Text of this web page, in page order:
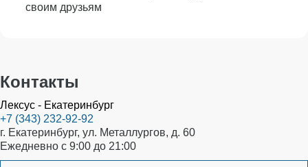
своим друзьям
Контакты
Лексус - Екатеринбург
+7 (343) 232-92-92
г. Екатеринбург, ул. Металлургов, д. 60
Ежедневно с 9:00 до 21:00